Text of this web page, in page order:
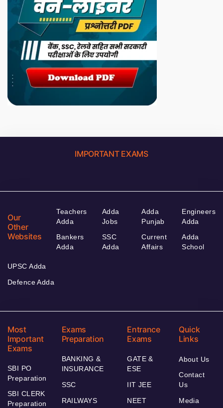
IMPORTANT EXAMS
Our
Other
Websites
Teachers
Adda
Bankers
Adda
Adda
Jobs
SSC
Adda
Adda
Punjab
Current
Affairs
Engineers
Adda
Adda
School
UPSC Adda
Defence Adda
Most
Important
Exams
SBI PO
Preparation
SBI CLERK
Preparation
Exams
Preparation
BANKING &
INSURANCE
SSC
RAILWAYS
Entrance
Exams
GATE &
ESE
IIT JEE
NEET
Quick
Links
About Us
Contact
Us
Media